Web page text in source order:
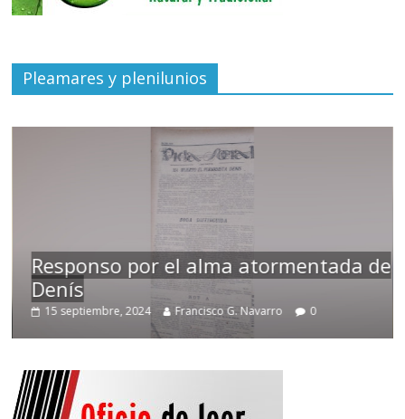
Pleamares y plenilunios
Responso por el alma atormentada de
Denís
15 septiembre, 2024 Francisco G. Navarro 0